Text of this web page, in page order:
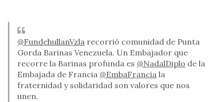
@FundehullanVzla recorrió comunidad de Punta
Gorda Barinas Venezuela. Un Embajador que
recorre la Barinas profunda es @NadalDiplo de la
Embajada de Francia @EmbaFrancia la
fraternidad y solidaridad son valores que nos
unen.